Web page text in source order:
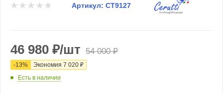
Артикул: CT9127
46 980 ₽/шт 54 000₽
-13% Экономия 7 020 ₽
Есть в наличии